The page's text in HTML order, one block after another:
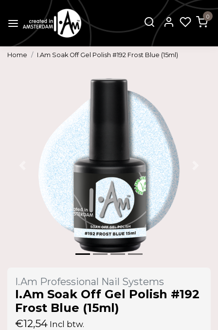
0
Home I.Am Soak Off Gel Polish #192 Frost Blue (15ml)
Vorige
I.Am Professional Nail Systems
I.Am Soak Off Gel Polish #192
Frost Blue (15ml)
€12,54 Incl btw.